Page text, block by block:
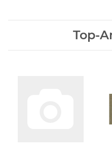
Top-